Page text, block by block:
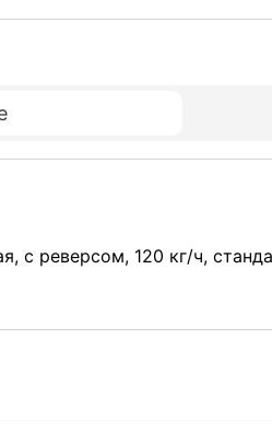
с реверсом, 120 кг/ч,